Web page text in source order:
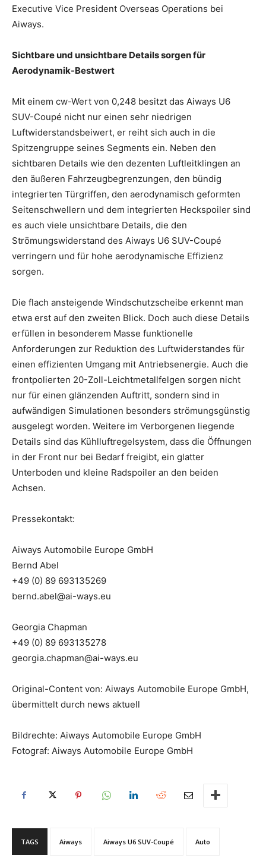
Executive Vice President Overseas Operations bei
Aiways.
Sichtbare und unsichtbare Details sorgen für
Aerodynamik-Bestwert
Mit einem cw-Wert von 0,248 besitzt das Aiways U6
SUV-Coupé nicht nur einen sehr niedrigen
Luftwiderstandsbeiwert, er reiht sich auch in die
Spitzengruppe seines Segments ein. Neben den
sichtbaren Details wie den dezenten Luftleitklingen an
den äußeren Fahrzeugbegrenzungen, den bündig
integrierten Türgriffen, den aerodynamisch geformten
Seitenschwellern und dem integrierten Heckspoiler sind
es auch viele unsichtbare Details, die den
Strömungswiderstand des Aiways U6 SUV-Coupé
verringern und für hohe aerodynamische Effizienz
sorgen.
Die flach ansteigende Windschutzscheibe erkennt man
etwa erst auf den zweiten Blick. Doch auch diese Details
erfüllen in besonderem Masse funktionelle
Anforderungen zur Reduktion des Luftwiderstandes für
einen effizienten Umgang mit Antriebsenergie. Auch die
frontpolierten 20-Zoll-Leichtmetallfelgen sorgen nicht
nur für einen glänzenden Auftritt, sondern sind in
aufwändigen Simulationen besonders strömungsgünstig
ausgelegt worden. Weitere im Verborgenen liegende
Details sind das Kühlluftregelsystem, dass die Öffnungen
in der Front nur bei Bedarf freigibt, ein glatter
Unterboden und kleine Radspoiler an den beiden
Achsen.
Pressekontakt:
Aiways Automobile Europe GmbH
Bernd Abel
+49 (0) 89 693135269
bernd.abel@ai-ways.eu
Georgia Chapman
+49 (0) 89 693135278
georgia.chapman@ai-ways.eu
Original-Content von: Aiways Automobile Europe GmbH,
übermittelt durch news aktuell
Bildrechte: Aiways Automobile Europe GmbH
Fotograf: Aiways Automobile Europe GmbH
TAGS Aiways Aiways U6 SUV-Coupé Auto